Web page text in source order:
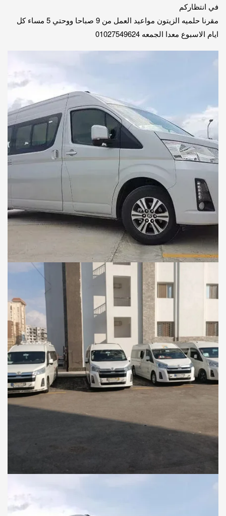
في انتظاركم
مقرنا حلميه الزيتون مواعيد العمل من 9 صباحا ووحتي 5 مساء كل
ايام الاسبوع معدا الجمعه 01027549624